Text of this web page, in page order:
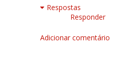
Respostas
Responder
Adicionar comentário